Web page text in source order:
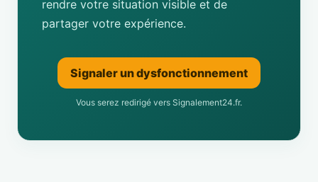
rendre votre situation visible et de
partager votre expérience.
Signaler un dysfonctionnement
Vous serez redirigé vers Signalement24.fr.